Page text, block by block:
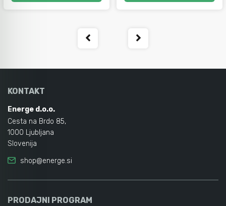
KONTAKT
Energe d.o.o.
Cesta na Brdo 85,
1000 Ljubljana
Slovenija
shop@energe.si
PRODAJNI PROGRAM